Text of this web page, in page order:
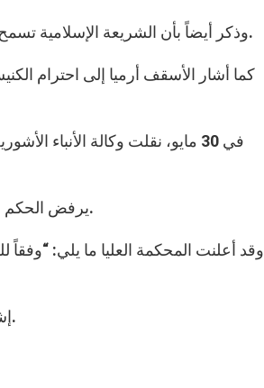
وذكر أيضاً بأن الشريعة الإسلامية تسمح للمسيحيين الأقباط بالالتجاء إلى شرائعهم الخاصة، وأن الدولة تحترم الحرية الدينية.
كما أشار الأسقف أرميا إلى احترام
في 30 مايو، نقلت وكالة الأنباء
يرفض الحكم الاستئناف الذي قدمه زعيم الكنيسة القبطية، ويعيد التأكيد على قرار محكمة ابتدائية.
وقد أعلنت المحكمة العليا ما يلي:
إشارة إلى أنه يتم الاعتراف بالزواج المدني في مصر عندما يكون مصحوباً بزواج ديني.